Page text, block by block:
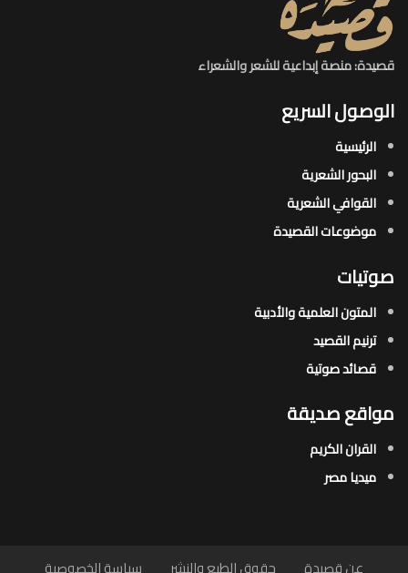
قصيدة: منصة إبداعية للشعر والشعراء
الوصول السريع
الرئيسية
البحور الشعرية​
القوافي الشعرية​
موضوعات القصيدة​
صوتيات
المتون العلمية والأدبية
ترنيم القصيد
قصائد صوتية
مواقع صديقة
القران الكريم
ميديا مصر